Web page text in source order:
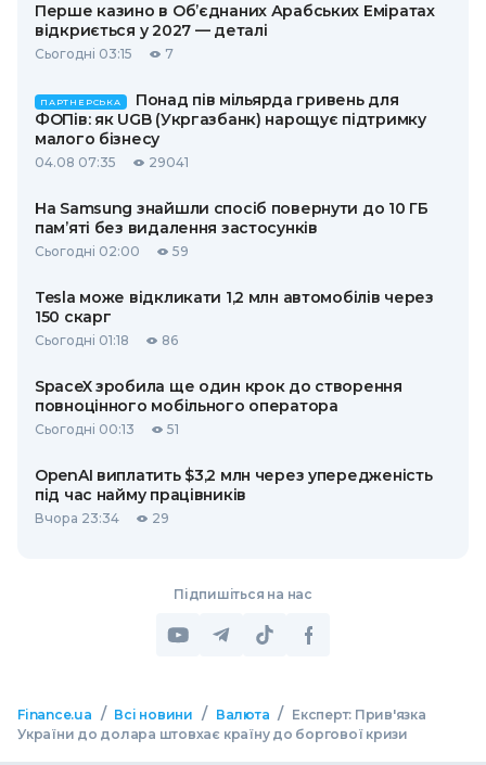
Перше казино в Об’єднаних Арабських Еміратах
відкриється у 2027 — деталі
Сьогодні 03:15 7
ПАРТНЕРСЬКА
Понад пів мільярда гривень для
ФОПів: як UGB (Укргазбанк) нарощує підтримку
малого бізнесу
04.08 07:35 29041
На Samsung знайшли спосіб повернути до 10 ГБ
пам’яті без видалення застосунків
Сьогодні 02:00 59
Tesla може відкликати 1,2 млн автомобілів через
150 скарг
Сьогодні 01:18 86
SpaceX зробила ще один крок до створення
повноцінного мобільного оператора
Сьогодні 00:13 51
OpenAI виплатить $3,2 млн через упередженість
під час найму працівників
Вчора 23:34 29
Підпишіться на нас
Finance.ua / Всі новини / Валюта / Експерт: Прив'язка
України до долара штовхає країну до боргової кризи